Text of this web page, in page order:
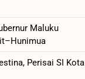
Maluku
Perisai SI Kota